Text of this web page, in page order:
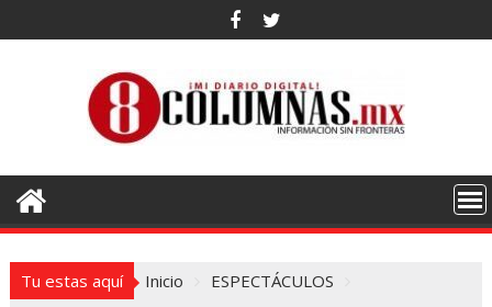
al
Tu estas aquí Inicio
ESPECTÁCULOS